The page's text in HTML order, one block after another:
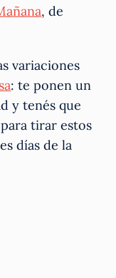
, de
variaciones
: te ponen un
y tenés que
tirar estos
días de la